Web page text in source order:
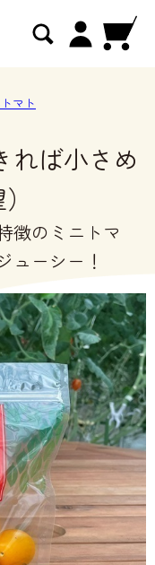
マト
ば小さめ
徴のミニトマ
ューシー！